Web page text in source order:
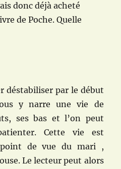
donc déjà acheté
de Poche. Quelle
déstabiliser par le début
y narre une vie de
ses bas et l’on peut
Cette vie est
de vue du mari ,
Le lecteur peut alors